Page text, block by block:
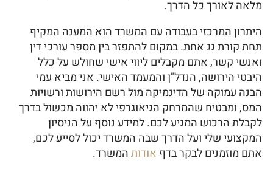
מלאה לאורך כל הדרך.
היתרון המרכזי בעבודה עם המשרד הוא המענה המקיף
תחת קורת גג אחת. במקום להתפזר בין מספר עורכי דין
ואנשי קשר, אתם מקבלים ליווי אישי שחולש על כלל
היבטי הירושה, הנדל"ן והמעמד האישי. אני מביא עמי
הבנה עמוקה של הדינמיקה מול רשם הירושות ורשויות
המס, ומבטיח שהמרחק הגיאוגרפי לא יהווה מכשול בדרך
לקבלת הרכוש המגיע לכם. למידע נוסף על הניסיון
המקצועי שלי ועל הדרך שבה המשרד יכול לסייע לכם,
אתם מוזמנים לבקר בדף אודותהמשרד.